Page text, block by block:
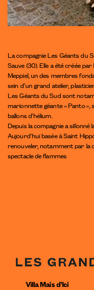
La compagnie Les Géants du
Sauve (30). Elle a été créée
Meppiel, un des membres
sein d’un grand atelier,
Les Géants du Sud sont
marionnette géante « Panto
ballons d’hélium.
Depuis la compagnie a sillonné
Aujourd’hui basée à Saint
renouveler, notamment par la
spectacle de flammes
Villa Mais d’Ici